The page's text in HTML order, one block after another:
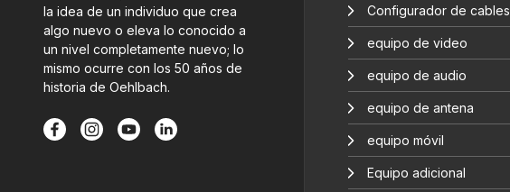
la idea de un individuo que crea
algo nuevo o eleva lo conocido a
un nivel completamente nuevo; lo
mismo ocurre con los 50 años de
historia de Oehlbach.
Configurador de cables
equipo de video
equipo de audio
equipo de antena
equipo móvil
Equipo adicional